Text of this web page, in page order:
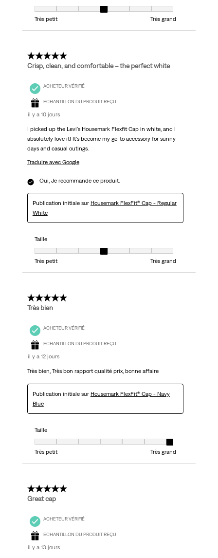
Taille, 4 sur 7, où 1 est égal à Très petit et 7 est égal à Très grand
Très petit
Très grand
5 étoile(s) sur 5.
Crisp, clean, and comfortable – the perfect white
ACHETEUR VÉRIFIÉ
ÉCHANTILLON DU PRODUIT REÇU
il y a 10 jours
I picked up the Levi's Housemark Flexfit Cap in white, and I
absolutely love it! It's become my go-to accessory for sunny
days and casual outings.
Traduire avec Google
Oui, Je recommande ce produit.
Publication initiale sur Housemark FlexFit® Cap - Regular
White
Taille
Taille, 4 sur 7, où 1 est égal à Très petit et 7 est égal à Très grand
Très petit
Très grand
5 étoile(s) sur 5.
Très bien
ACHETEUR VÉRIFIÉ
ÉCHANTILLON DU PRODUIT REÇU
il y a 12 jours
Très bien, Très bon rapport qualité prix, bonne affaire
Publication initiale sur Housemark FlexFit® Cap - Navy
Blue
Taille
Taille, 7 sur 7, où 1 est égal à Très petit et 7 est égal à Très grand
Très petit
Très grand
5 étoile(s) sur 5.
Great cap
ACHETEUR VÉRIFIÉ
ÉCHANTILLON DU PRODUIT REÇU
il y a 13 jours